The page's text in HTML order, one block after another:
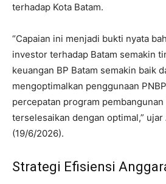
terhadap Kota Batam.
“Capaian ini menjadi bukti nyata
investor terhadap Batam semakin
keuangan BP Batam semakin baik
mengoptimalkan penggunaan
percepatan program
terselesaikan dengan optimal,” ujar
(19/6/2026).
Strategi Efisiensi